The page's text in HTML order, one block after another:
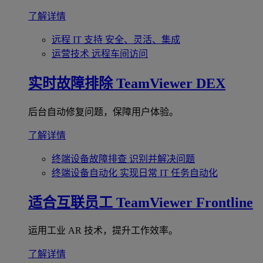
了解详情
远程 IT 支持 安全、灵活、集成
运营技术 远程车间访问
实时故障排除 TeamViewer DEX
后台自动修复问题，保障用户体验。
了解详情
终端设备故障排查 识别并解决问题
终端设备自动化 实现日常 IT 任务自动化
适合互联员工 TeamViewer Frontline
运用工业 AR 技术，提升工作效率。
了解详情